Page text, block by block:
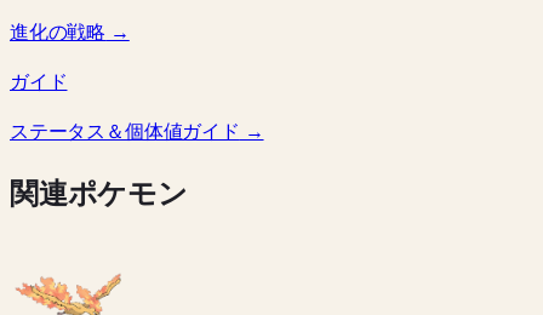
進化の戦略 →
ガイド
ステータス＆個体値ガイド →
関連ポケモン